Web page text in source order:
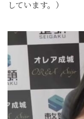
しています。）